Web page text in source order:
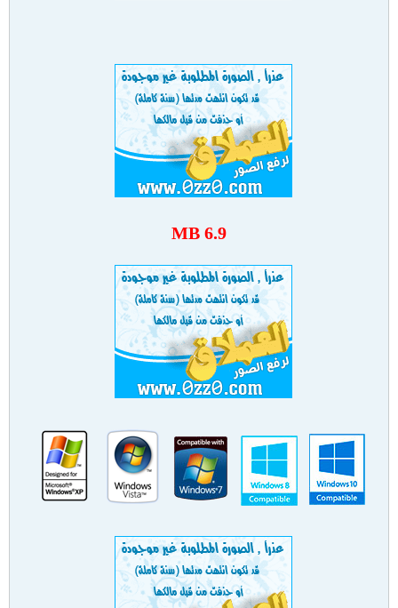
6.9 MB